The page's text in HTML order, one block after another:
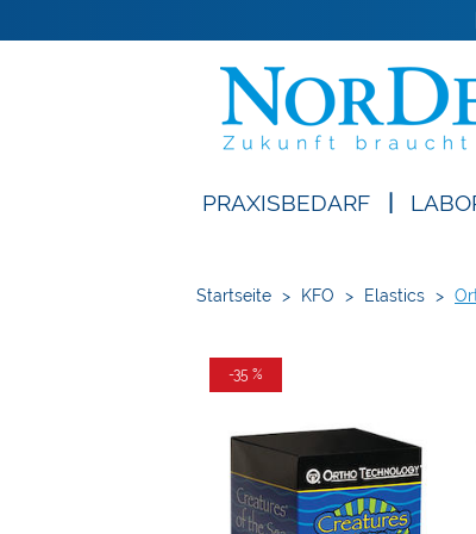
PRAXISBEDARF
Startseite > KFO > Elastics >
-35 %